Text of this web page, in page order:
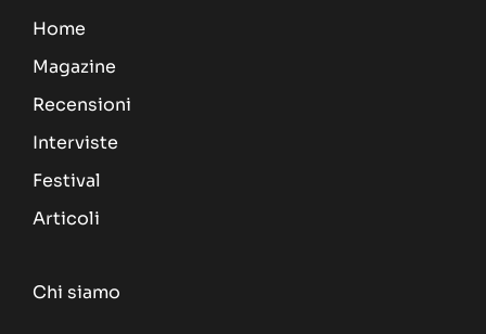
Home
Magazine
Recensioni
Interviste
Festival
Articoli
Chi siamo